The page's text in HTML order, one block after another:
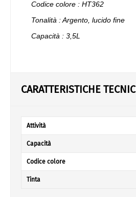
Codice colore : HT362
Tonalità : Argento, lucido fine
Capacità : 3,5L
CARATTERISTICHE
Attività
Capacità
Codice colore
Tinta